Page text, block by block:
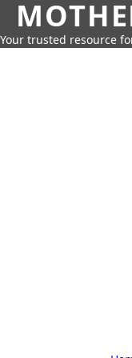
Your trusted resource